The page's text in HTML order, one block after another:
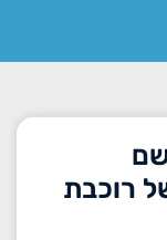
רוכבת